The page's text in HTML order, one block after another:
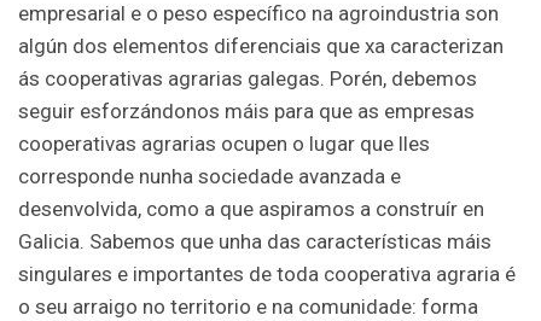
empresarial e o peso específico na agroindustria son
algún dos elementos diferenciais que xa caracterizan
ás cooperativas agrarias galegas. Porén, debemos
seguir esforzándonos máis para que as empresas
cooperativas agrarias ocupen o lugar que lles
corresponde nunha sociedade avanzada e
desenvolvida, como a que aspiramos a construír en
Galicia. Sabemos que unha das características máis
singulares e importantes de toda cooperativa agraria é
o seu arraigo no territorio e na comunidade: forma